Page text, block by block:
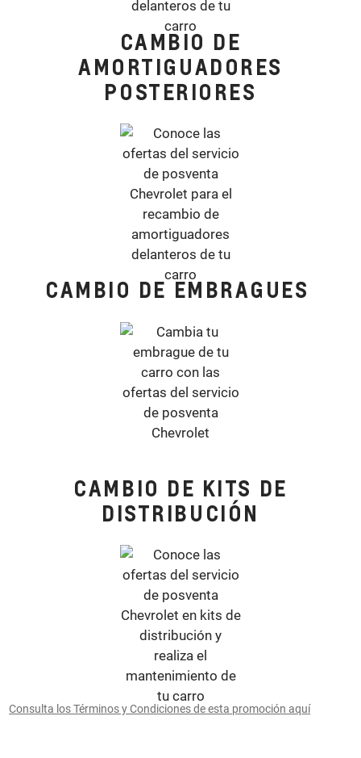
CAMBIO DE
AMORTIGUADORES
POSTERIORES
CAMBIO DE EMBRAGUES
CAMBIO DE KITS DE
DISTRIBUCIÓN
Consulta los Términos y Condiciones de esta promoción aquí